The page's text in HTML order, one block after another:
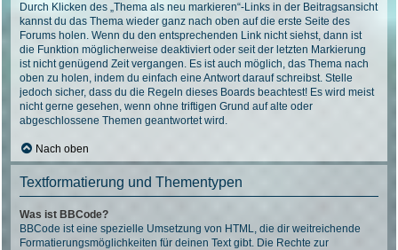
Durch Klicken des „Thema als neu markieren“-Links in der Beitragsansicht
kannst du das Thema wieder ganz nach oben auf die erste Seite des
Forums holen. Wenn du den entsprechenden Link nicht siehst, dann ist
die Funktion möglicherweise deaktiviert oder seit der letzten Markierung
ist nicht genügend Zeit vergangen. Es ist auch möglich, das Thema nach
oben zu holen, indem du einfach eine Antwort darauf schreibst. Stelle
jedoch sicher, dass du die Regeln dieses Boards beachtest! Es wird meist
nicht gerne gesehen, wenn ohne triftigen Grund auf alte oder
abgeschlossene Themen geantwortet wird.
Nach oben
Textformatierung und Thementypen
Was ist BBCode?
BBCode ist eine spezielle Umsetzung von HTML, die dir weitreichende
Formatierungsmöglichkeiten für deinen Text gibt. Die Rechte zur